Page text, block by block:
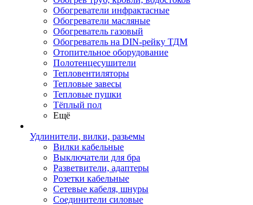
Обогреватели инфрактасные
Обогреватели масляные
Обогреватель газовый
Обогреватель на DIN-рейку ТДМ
Отопительное оборудование
Полотенцесушители
Тепловентиляторы
Тепловые завесы
Тепловые пушки
Тёплый пол
Ещё
Удлинители, вилки, разьемы
Вилки кабельные
Выключатели для бра
Разветвители, адаптеры
Розетки кабельные
Сетевые кабеля, шнуры
Соединители силовые